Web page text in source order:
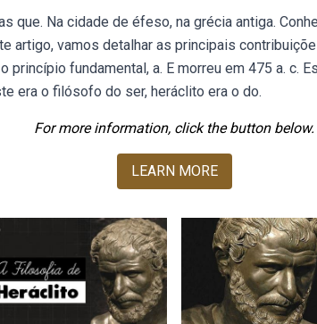
que. Na cidade de éfeso, na grécia antiga.
artigo, vamos detalhar as principais
fundamental, a. E morreu em 475 a. c.
era o filósofo do ser, heráclito era o do.
For more information, click the button below.
LEARN MORE